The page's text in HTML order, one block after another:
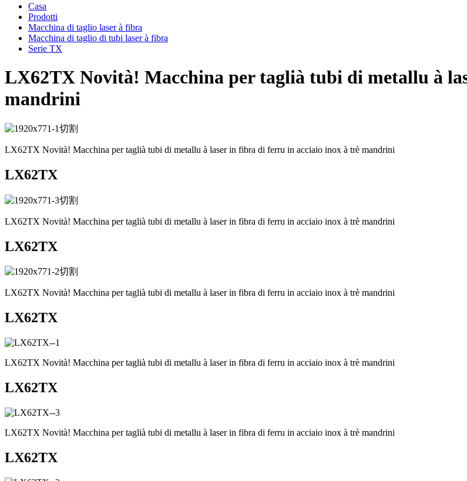
Casa
Prodotti
Macchina di taglio laser à fibra
Macchina di taglio di tubi laser à fibra
Serie TX
LX62TX Novità! Macchina per taglià tubi di metallu à
mandrini
LX62TX Novità! Macchina per taglià tubi di metallu à laser in fibra di ferru in acciaio inox à trè mandrini
LX62TX
LX62TX Novità! Macchina per taglià tubi di metallu à laser in fibra di ferru in acciaio inox à trè mandrini
LX62TX
LX62TX Novità! Macchina per taglià tubi di metallu à laser in fibra di ferru in acciaio inox à trè mandrini
LX62TX
LX62TX Novità! Macchina per taglià tubi di metallu à laser in fibra di ferru in acciaio inox à trè mandrini
LX62TX
LX62TX Novità! Macchina per taglià tubi di metallu à laser in fibra di ferru in acciaio inox à trè mandrini
LX62TX